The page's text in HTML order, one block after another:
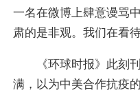
一名在微博上肆意谩骂
肃的是非观。我们在看
《环球时报》此刻刊
满，以为中美合作抗疫